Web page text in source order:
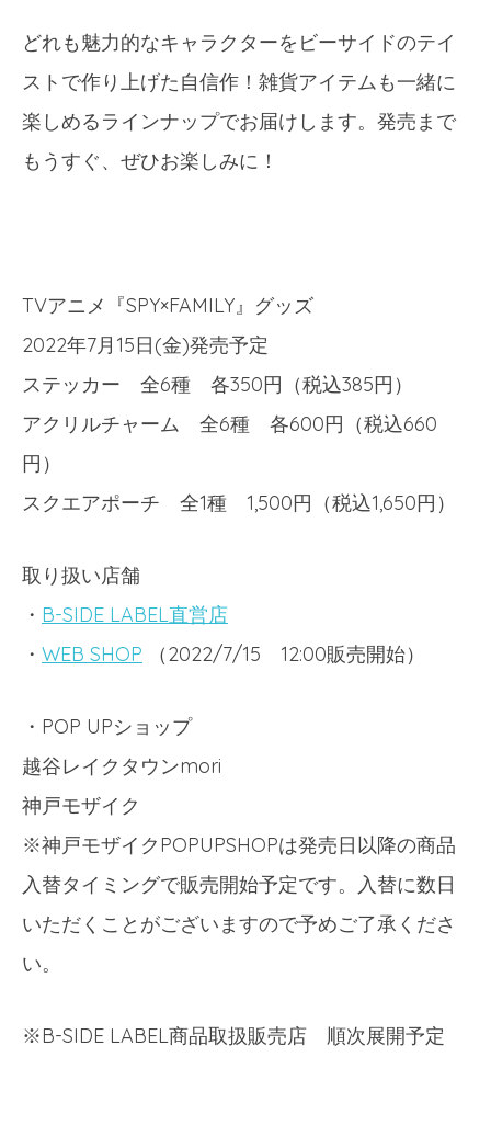
どれも魅力的なキャラクターをビーサイドのテイ
ストで作り上げた自信作！雑貨アイテムも一緒に
楽しめるラインナップでお届けします。発売まで
もうすぐ、ぜひお楽しみに！
TVアニメ『SPY×FAMILY』グッズ
2022年7月15日(金)発売予定
ステッカー 全6種 各350円（税込385円）
アクリルチャーム 全6種 各600円（税込660
円）
スクエアポーチ 全1種 1,500円（税込1,650円）
取り扱い店舗
・ B-SIDE LABEL直営店
・ WEB SHOP （2022/7/15 12:00販売開始）
・POP UPショップ
越谷レイ クタウンmori
神戸モザイク
※神戸モザイクPOPUPSHOPは発売日以降の商品
入替タイミングで販売開始予定です。入替に数日
いただくことがございますので予めご了承くださ
い。
※B-SIDE LABEL商品取扱販売店 順次展開予定